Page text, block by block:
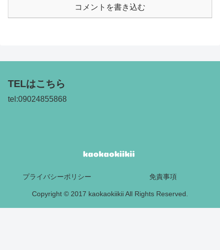
コメントを書き込む
TELはこちら
tel:09024855868
プライバシーポリシー 免責事項
Copyright © 2017 kaokaokiikii All Rights Reserved.